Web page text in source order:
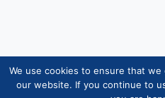
Copyright © Suomen
Jäsentietojärjestelmän
We use cookies to ensure that
our website. If you continue to